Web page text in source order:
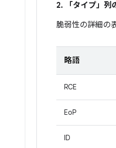
2. 「タイプ」 列
脆弱性の詳細の
略語
RCE
EoP
ID